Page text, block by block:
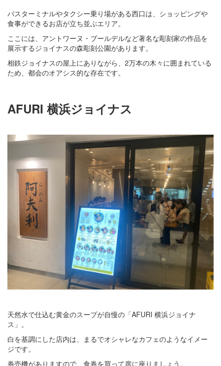
バスターミナルやタクシー乗り場がある西口は、ショッピングや
食事ができるお店が立ち並ぶエリア。
ここには、アントワーヌ・ブールデルなど著名な彫刻家の作品を
展示するジョイナスの森彫刻公園があります。
相鉄ジョイナスの屋上にありながら、2万本の木々に囲まれている
ため、都会のオアシス的な存在です。
AFURI 横浜ジョイナス
天然水で仕込む黄金のスープが自慢の「AFURI 横浜ジョイナ
ス」。
白を基調にした店内は、まるでオシャレなカフェのようなイメー
ジです。
券売機がありますので、食券を買って席に座りましょう。